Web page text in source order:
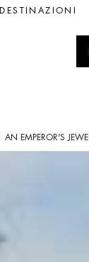
DESTINAZIONI
AN EMPEROR'S JEWEL